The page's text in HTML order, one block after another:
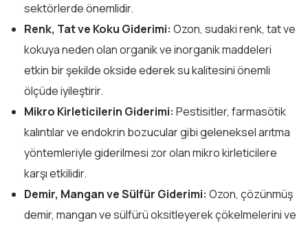
sektörlerde önemlidir.
Renk, Tat ve Koku Giderimi: Ozon, sudaki renk, tat ve
kokuya neden olan organik ve inorganik maddeleri
etkin bir şekilde okside ederek su kalitesini önemli
ölçüde iyileştirir.
Mikro Kirleticilerin Giderimi: Pestisitler, farmasötik
kalıntılar ve endokrin bozucular gibi geleneksel arıtma
yöntemleriyle giderilmesi zor olan mikro kirleticilere
karşı etkilidir.
Demir, Mangan ve Sülfür Giderimi: Ozon, çözünmüş
demir, mangan ve sülfürü oksitleyerek çökelmelerini ve